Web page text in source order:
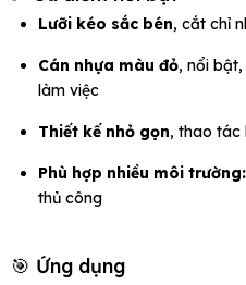
Lưỡi kéo sắc bén, cắt chỉ
Cán nhựa màu đỏ, nổi
làm việc
Thiết kế nhỏ gọn, thao tác
Phù hợp nhiều môi trường:
thủ công
🎯 Ứng dụng